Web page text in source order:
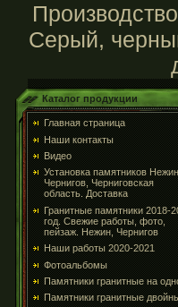
Серый,
Каталог продукции
Главная страница
Наши контакты
Видео
Установка памятников
Чернигов, Черниговская
область. Доставка
Гранитные памятники 2018-
год. Свежие работы, фото,
пейзаж. Нежин, Чернигов
Наши работы 2020-2021
Фотоальбомы
Памятники гранитные на
Памятники гранитные